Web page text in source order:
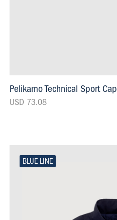
Pelikamo Technical Sport Cap
USD 73.08
BLUE LINE